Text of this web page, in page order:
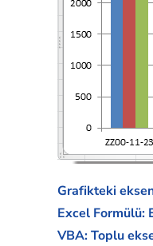
Grafikteki
Excel Formülü:
VBA: Toplu